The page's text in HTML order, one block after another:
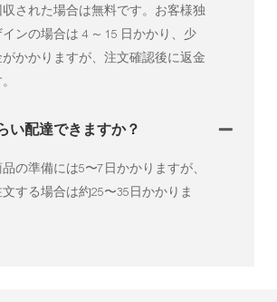
された場合は無料です。お客様独
ンの場合は 4 ～ 15 日かかり、少
かかりますが、注文確認後に返金
い配達できますか？
の準備には5〜7日かかりますが、
する場合は約25〜35日かかりま